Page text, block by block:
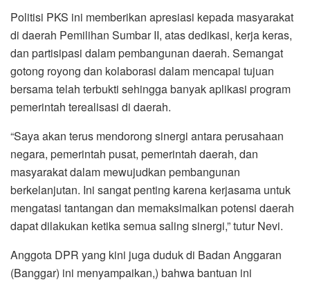
Politisi PKS ini memberikan apresiasi kepada masyarakat
di daerah Pemilihan Sumbar II, atas dedikasi, kerja keras,
dan partisipasi dalam pembangunan daerah. Semangat
gotong royong dan kolaborasi dalam mencapai tujuan
bersama telah terbukti sehingga banyak aplikasi program
pemerintah terealisasi di daerah.
“Saya akan terus mendorong sinergi antara perusahaan
negara, pemerintah pusat, pemerintah daerah, dan
masyarakat dalam mewujudkan pembangunan
berkelanjutan. Ini sangat penting karena kerjasama untuk
mengatasi tantangan dan memaksimalkan potensi daerah
dapat dilakukan ketika semua saling sinergi,” tutur Nevi.
Anggota DPR yang kini juga duduk di Badan Anggaran
(Banggar) ini menyampaikan,) bahwa bantuan ini